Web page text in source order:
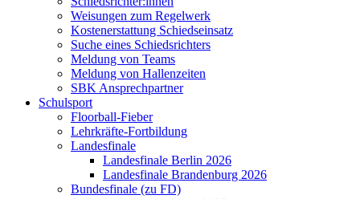
Weisungen zum Regelwerk
Kostenerstattung Schiedseinsatz
Suche eines Schiedsrichters
Meldung von Teams
Meldung von Hallenzeiten
SBK Ansprechpartner
Schulsport
Floorball-Fieber
Lehrkräfte-Fortbildung
Landesfinale
Landesfinale Berlin 2026
Landesfinale Brandenburg 2026
Bundesfinale (zu FD)